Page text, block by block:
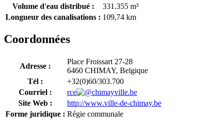
Volume d'eau distribué :
331.355 m³
Longueur des canalisations : 109,74 km
Coordonnées
Adresse :
Place Froissart 27-28
6460 CHIMAY, Belgique
Tél :
+32(0)60/303.700
Courriel :
rce
chimayville.be
Site Web :
http://www.ville-de-chimay.be
Forme juridique : Régie communale